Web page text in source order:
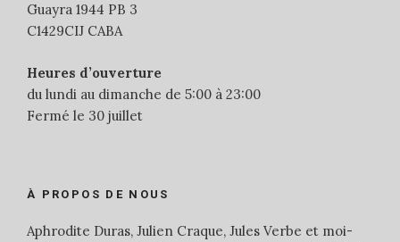
Guayra 1944 PB 3
C1429CIJ CABA
Heures d’ouverture
du lundi au dimanche de 5:00 à 23:00
Fermé le 30 juillet
À PROPOS DE NOUS
Aphrodite Duras, Julien Craque, Jules Verbe et moi-